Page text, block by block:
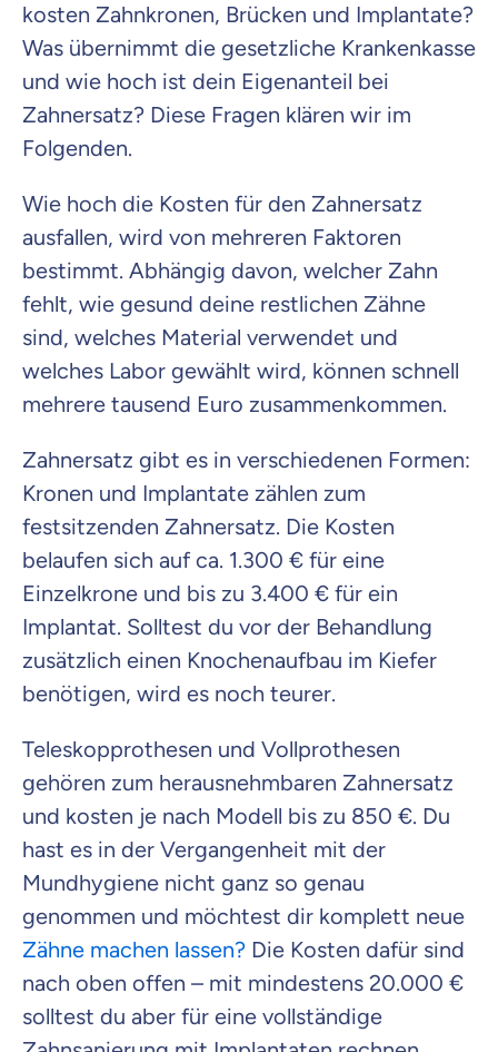
kosten Zahnkronen, Brücken und Implantate?
Was übernimmt die gesetzliche Krankenkasse
und wie hoch ist dein Eigenanteil bei
Zahnersatz? Diese Fragen klären wir im
Folgenden.
Wie hoch die Kosten für den Zahnersatz
ausfallen, wird von mehreren Faktoren
bestimmt. Abhängig davon, welcher Zahn
fehlt, wie gesund deine restlichen Zähne
sind, welches Material verwendet und
welches Labor gewählt wird, können schnell
mehrere tausend Euro zusammenkommen.
Zahnersatz gibt es in verschiedenen Formen:
Kronen und Implantate zählen zum
festsitzenden Zahnersatz. Die Kosten
belaufen sich auf ca. 1.300 € für eine
Einzelkrone und bis zu 3.400 € für ein
Implantat. Solltest du vor der Behandlung
zusätzlich einen Knochenaufbau im Kiefer
benötigen, wird es noch teurer.
Teleskopprothesen und Vollprothesen
gehören zum herausnehmbaren Zahnersatz
und kosten je nach Modell bis zu 850 €. Du
hast es in der Vergangenheit mit der
Mundhygiene nicht ganz so genau
genommen und möchtest dir komplett neue
Zähne machen lassen? Die Kosten dafür sind
nach oben offen – mit mindestens 20.000 €
solltest du aber für eine vollständige